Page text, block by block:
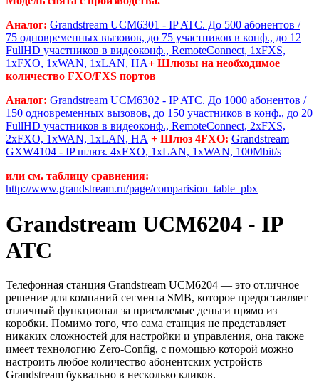
Аналог: Grandstream UCM6301 - IP ATC. До 500 абонентов /
75 одновременных вызовов, до 75 участников в конф., до 12
FullHD участников в видеоконф., RemoteConnect, 1хFXS,
1xFXO, 1xWAN, 1xLAN, HA+ Шлюзы на необходимое
количество FXO/FXS портов
Аналог: Grandstream UCM6302 - IP ATC. До 1000 абонентов /
150 одновременных вызовов, до 150 участников в конф., до 20
FullHD участников в видеоконф., RemoteConnect, 2хFXS,
2xFXO, 1xWAN, 1xLAN, HA + Шлюз 4FXO: Grandstream
GXW4104 - IP шлюз. 4xFXO, 1xLAN, 1xWAN, 100Mbit/s
или см. таблицу сравнения:
http://www.grandstream.ru/page/comparision_table_pbx
Grandstream UCM6204 - IP
ATC
Телефонная станция Grandstream UCM6204 — это отличное
решение для компаний сегмента SMB, которое предоставляет
отличный функционал за приемлемые деньги прямо из
коробки. Помимо того, что сама станция не представляет
никаких сложностей для настройки и управления, она также
имеет технологию Zero-Config, с помощью которой можно
настроить любое количество абонентских устройств
Grandstream буквально в несколько кликов.